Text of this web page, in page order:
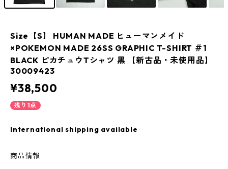
Size【S】 HUMAN MADE ヒューマンメイド
×POKEMON MADE 26SS GRAPHIC T-SHIRT ＃1
BLACK ピカチュウTシャツ 黒 【新古品・未使用品】
30009423
¥38,500
残り1点
International shipping available
商品情報